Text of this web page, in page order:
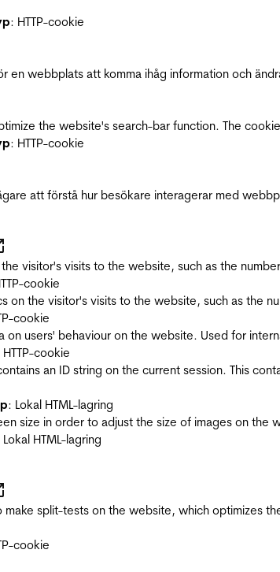
: HTTP-cookie
en webbplats att komma ihåg information och
the website's search-bar function. The
: HTTP-cookie
att förstå hur besökare interagerar med
visitor's visits to the website, such as the
cookie
on the visitor's visits to the website, such as the
cookie
on users' behaviour on the website. Used for
HTTP-cookie
an ID string on the current session. This
: Lokal HTML-lagring
size in order to adjust the size of images on the
Lokal HTML-lagring
make split-tests on the website, which optimizes
cookie